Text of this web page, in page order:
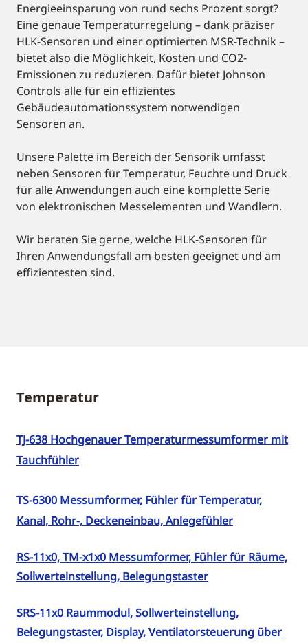
Energieeinsparung von rund sechs Prozent sorgt?
Eine genaue Temperaturregelung – dank präziser
HLK-Sensoren und einer optimierten MSR-Technik –
bietet also die Möglichkeit, Kosten und CO2-
Emissionen zu reduzieren. Dafür bietet Johnson
Controls alle für ein effizientes
Gebäudeautomationssystem notwendigen
Sensoren an.
Unsere Palette im Bereich der Sensorik umfasst
neben Sensoren für Temperatur, Feuchte und Druck
für alle Anwendungen auch eine komplette Serie
von elektronischen Messelementen und Wandlern.
Wir beraten Sie gerne, welche HLK-Sensoren für
Ihren Anwendungsfall am besten geeignet und am
effizientesten sind.
Temperatur
TJ-638 Hochgenauer Temperaturmessumformer mit
Tauchfühler
TS-6300 Messumformer, Fühler für Temperatur,
Kanal, Rohr-, Deckeneinbau, Anlegefühler
RS-11x0, TM-x1x0 Messumformer, Fühler für Räume,
Sollwerteinstellung, Belegungstaster
SRS-11x0 Raummodul, Sollwerteinstellung,
Belegungstaster, Display, Ventilatorsteuerung über